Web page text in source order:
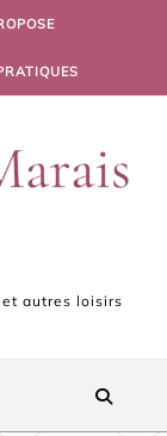
autres loisirs